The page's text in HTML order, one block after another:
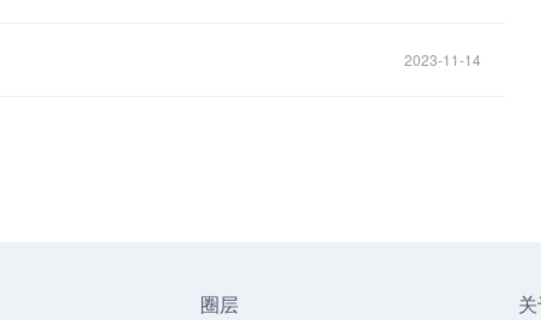
2023-11-14
圈层